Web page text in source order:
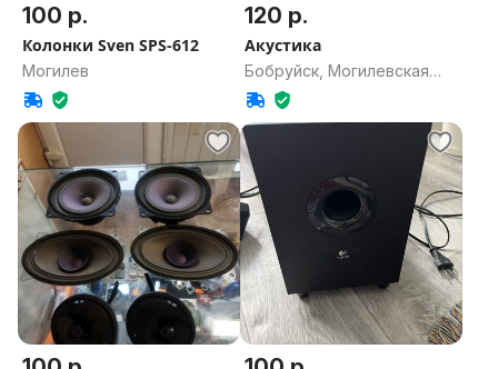
100 р.
Колонки Sven SPS-612
Могилев
120 р.
Акустика
Бобруйск, Могилевская
область